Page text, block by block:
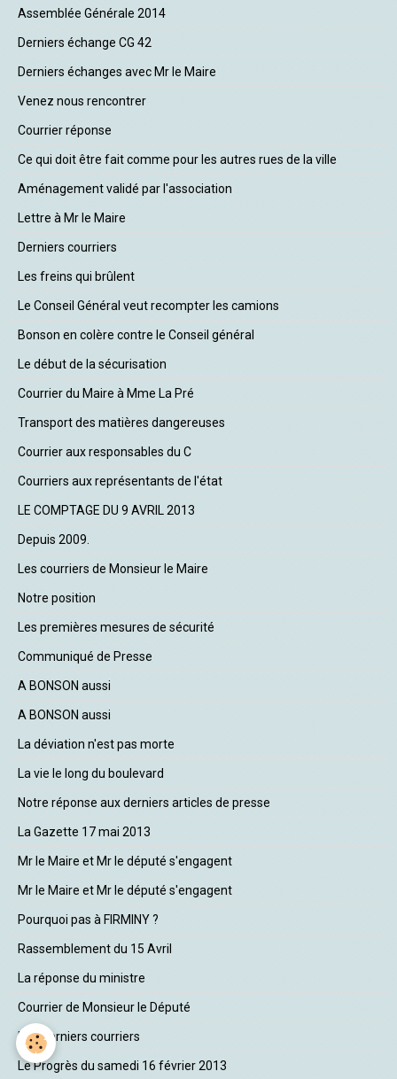
Assemblée Générale 2014
Derniers échange CG 42
Derniers échanges avec Mr le Maire
Venez nous rencontrer
Courrier réponse
Ce qui doit être fait comme pour les autres rues de la ville
Aménagement validé par l'association
Lettre à Mr le Maire
Derniers courriers
Les freins qui brûlent
Le Conseil Général veut recompter les camions
Bonson en colère contre le Conseil général
Le début de la sécurisation
Courrier du Maire à Mme La Pré
Transport des matières dangereuses
Courrier aux responsables du C
Courriers aux représentants de l'état
LE COMPTAGE DU 9 AVRIL 2013
Depuis 2009.
Les courriers de Monsieur le Maire
Notre position
Les premières mesures de sécurité
Communiqué de Presse
A BONSON aussi
A BONSON aussi
La déviation n'est pas morte
La vie le long du boulevard
Notre réponse aux derniers articles de presse
La Gazette 17 mai 2013
Mr le Maire et Mr le député s'engagent
Mr le Maire et Mr le député s'engagent
Pourquoi pas à FIRMINY ?
Rassemblement du 15 Avril
La réponse du ministre
Courrier de Monsieur le Député
Nos derniers courriers
Le Progrès du samedi 16 février 2013